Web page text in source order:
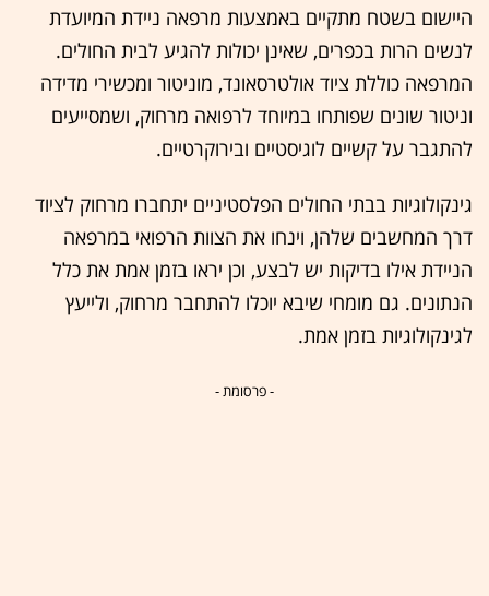
היישום בשטח מתקיים באמצעות מרפאה ניידת המיועדת
לנשים הרות בכפרים, שאינן יכולות להגיע לבית החולים.
המרפאה כוללת ציוד אולטרסאונד, מוניטור ומכשירי מדידה
וניטור שונים שפותחו במיוחד לרפואה מרחוק, ושמסייעים
להתגבר על קשיים לוגיסטיים ובירוקרטיים.
גינקולוגיות בבתי החולים הפלסטיניים יתחברו מרחוק לציוד
דרך המחשבים שלהן, וינחו את הצוות הרפואי במרפאה
הניידת אילו בדיקות יש לבצע, וכן יראו בזמן אמת את כלל
הנתונים. גם מומחי שיבא יוכלו להתחבר מרחוק, ולייעץ
לגינקולוגיות בזמן אמת.
- פרסומת -